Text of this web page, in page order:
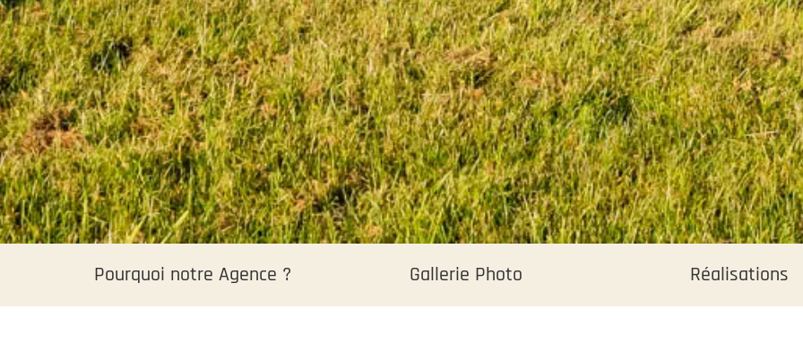
Pourquoi notre Agence ? Gallerie Photo Réalisations
vous les
refusez,
certains
fonctionnalités
ne seront plus
disponible.